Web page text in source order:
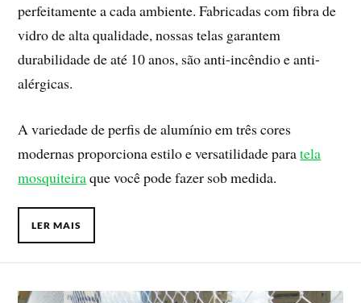
perfeitamente a cada ambiente. Fabricadas com fibra de
vidro de alta qualidade, nossas telas garantem
durabilidade de até 10 anos, são anti-incêndio e anti-
alérgicas.
A variedade de perfis de alumínio em três cores
modernas proporciona estilo e versatilidade paratela
mosquiteiraque você pode fazer sob medida.
LER MAIS